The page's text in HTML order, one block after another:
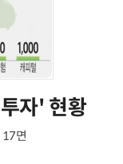
자' 현황
17면